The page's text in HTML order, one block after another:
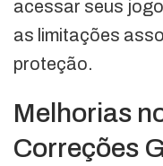
acessar seus
as limitações
proteção.
Melhorias
Correções